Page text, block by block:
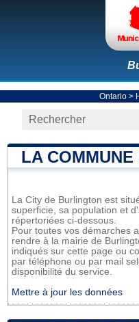
Ontario >
LA
La City de Burlington est
superficie, sa population et
répertoriées ci-dessous.
Pour toutes vos démarches
rendre à la mairie de
indiqués sur cette page ou
par téléphone ou par mail
disponibilité du service.
Mettre à jour les données